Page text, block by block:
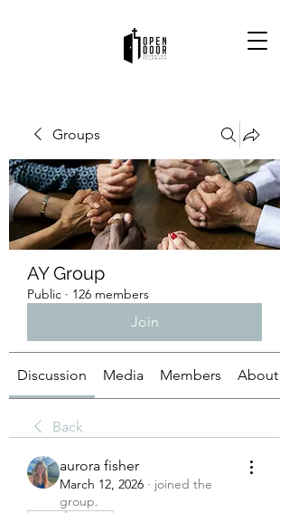
Groups
AY Group
Public · 126 members
Join
Discussion Media Members About
Back
aurora fisher
March 12, 2026 · joined the
group.